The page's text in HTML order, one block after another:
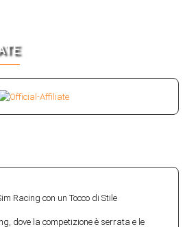
Racing con un Tocco di Stile
dove la competizione è serrata e le